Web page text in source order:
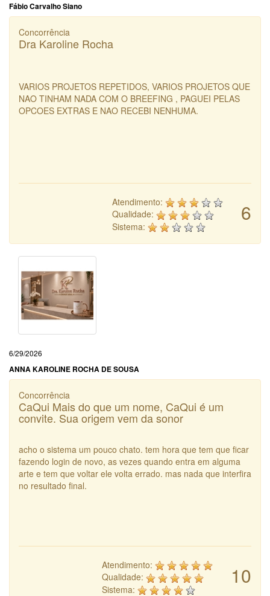
Fábio Carvalho Siano
Concorrência
Dra Karoline Rocha
VARIOS PROJETOS REPETIDOS, VARIOS PROJETOS QUE
NAO TINHAM NADA COM O BREEFING , PAGUEI PELAS
OPCOES EXTRAS E NAO RECEBI NENHUMA.
6
Atendimento:
Qualidade:
Sistema:
6/29/2026
ANNA KAROLINE ROCHA DE SOUSA
Concorrência
CaQui Mais do que um nome, CaQui é um
convite. Sua origem vem da sonor
acho o sistema um pouco chato. tem hora que tem que ficar
fazendo login de novo, as vezes quando entra em alguma
arte e tem que voltar ele volta errado. mas nada que interfira
no resultado final.
10
Atendimento:
Qualidade:
Sistema: